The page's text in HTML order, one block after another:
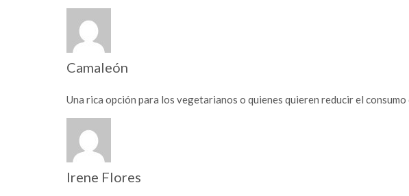
Camaleón
Una rica opción para los vegetarianos o quienes quieren reducir el consumo
Irene Flores